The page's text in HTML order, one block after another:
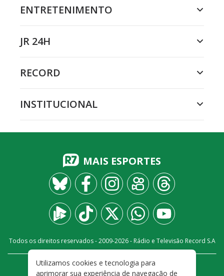
ENTRETENIMENTO
JR 24H
RECORD
INSTITUCIONAL
MAIS ESPORTES
Todos os direitos reservados - 2009-2026- Rádio e Televisão Record S.A
FALE CONOSCO PRIVACIDADE
Utilizamos cookies e tecnologia para
aprimorar sua experiência de navegação de